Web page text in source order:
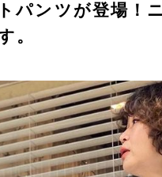
パンツが登場！
。